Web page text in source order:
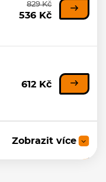
829 Kč
536 Kč
612 Kč
Zobrazit více